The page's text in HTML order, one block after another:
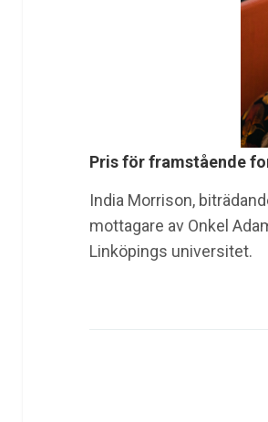
Pris för framstående
India Morrison,
mottagare av Onkel
Linköpings universitet.